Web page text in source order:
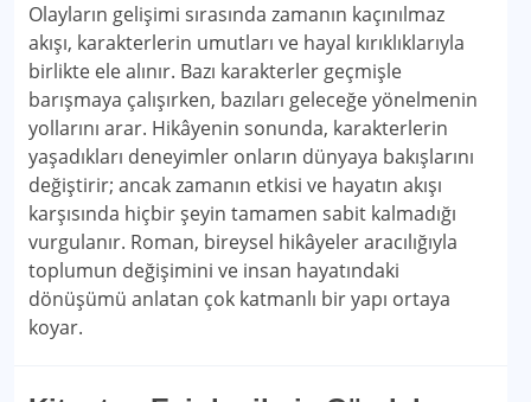
Olayların gelişimi sırasında zamanın kaçınılmaz
akışı, karakterlerin umutları ve hayal kırıklıklarıyla
birlikte ele alınır. Bazı karakterler geçmişle
barışmaya çalışırken, bazıları geleceğe yönelmenin
yollarını arar. Hikâyenin sonunda, karakterlerin
yaşadıkları deneyimler onların dünyaya bakışlarını
değiştirir; ancak zamanın etkisi ve hayatın akışı
karşısında hiçbir şeyin tamamen sabit kalmadığı
vurgulanır. Roman, bireysel hikâyeler aracılığıyla
toplumun değişimini ve insan hayatındaki
dönüşümü anlatan çok katmanlı bir yapı ortaya
koyar.